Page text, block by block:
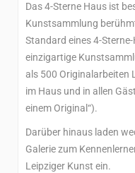
Das 4-Sterne Haus ist
Kunstsammlung
Standard eines 4-
einzigartige
als 500 Originalarbeiten
im Haus und in allen
einem Original“).
Darüber hinaus laden
Galerie zum
Leipziger Kunst ein.